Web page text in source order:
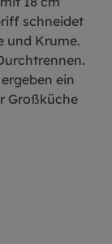
schneidet
und Krume.
ein
Großküche